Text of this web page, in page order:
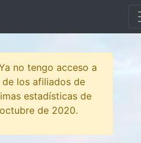
no tengo acceso a
los afiliados de
estadísticas de
de 2020.